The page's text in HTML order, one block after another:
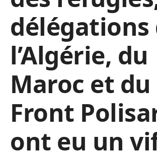
délégations
l’Algérie, du
Maroc et du
Front
ont eu un